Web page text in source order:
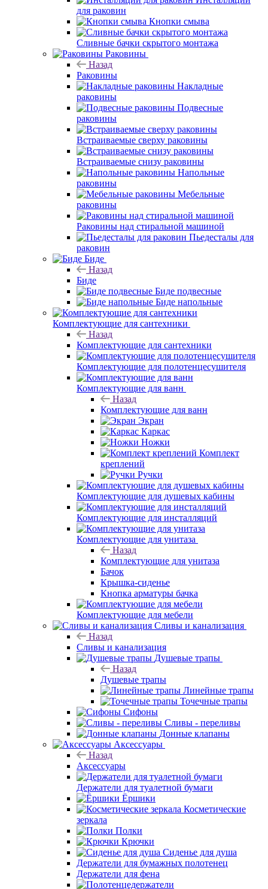
для раковин
Кнопки смыва
Сливные бачки скрытого монтажа
Раковины
Назад
Раковины
Накладные
раковины
Подвесные
раковины
Встраиваемые сверху раковины
Встраиваемые снизу раковины
Напольные
раковины
Мебельные
раковины
Раковины над стиральной машиной
Пьедесталы для
раковин
Биде
Назад
Биде
Биде подвесные
Биде напольные
Комплектующие для сантехники
Назад
Комплектующие для сантехники
Комплектующие для полотенцесушителя
Комплектующие для ванн
Назад
Комплектующие для ванн
Экран
Каркас
Ножки
Комплект
креплений
Ручки
Комплектующие для душевых кабины
Комплектующие для инсталляций
Комплектующие для унитаза
Назад
Комплектующие для унитаза
Бачок
Крышка-сиденье
Кнопка арматуры бачка
Комплектующие для мебели
Сливы и канализация
Назад
Сливы и канализация
Душевые трапы
Назад
Душевые трапы
Линейные трапы
Точечные трапы
Сифоны
Сливы - переливы
Донные клапаны
Аксессуары
Назад
Аксессуары
Держатели для туалетной бумаги
Ёршики
Косметические
зеркала
Полки
Крючки
Сиденье для душа
Держатели для бумажных полотенец
Держатели для фена